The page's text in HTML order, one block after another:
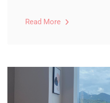
Read More